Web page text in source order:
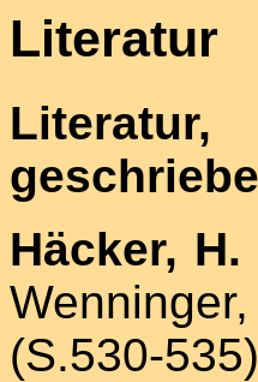
Literatur
Häcker, H.
(S.530-